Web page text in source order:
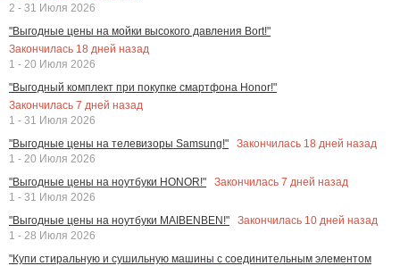
2 - 31 Июля 2026
"Выгодные цены на мойки высокого давления Bort!"
Закончилась 18 дней назад
1 - 20 Июля 2026
"Выгодный комплект при покупке смартфона Honor!"
Закончилась 7 дней назад
1 - 31 Июля 2026
"Выгодные цены на телевизоры Samsung!"
Закончилась 18 дней назад
1 - 20 Июля 2026
"Выгодные цены на ноутбуки HONOR!"
Закончилась 7 дней назад
1 - 31 Июля 2026
"Выгодные цены на ноутбуки MAIBENBEN!"
Закончилась 10 дней назад
1 - 28 Июля 2026
"Купи стиральную и сушильную машины с соединительным элементом